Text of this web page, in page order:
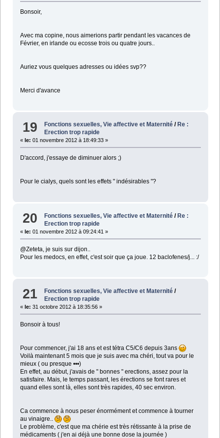
Bonsoir,
Avec ma copine, nous aimerions partir pendant les vacances de
Février, en irlande ou ecosse trois ou quatre jours..
Auriez vous quelques adresses ou idées svp??
Merci d'avance
19 Fonctions sexuelles, Vie affective et Maternité / Re :
Erection trop rapide
« le: 01 novembre 2012 à 18:49:33 »
D'accord, j'essaye de diminuer alors ;)
Pour le cialys, quels sont les effets " indésirables "?
20 Fonctions sexuelles, Vie affective et Maternité /Re :
Erection trop rapide
« le: 01 novembre 2012 à 09:24:41 »
@Zeteta, je suis sur dijon..
Pour les medocs, en effet, c'est soir que ça joue. 12 baclofenes/j... :/
21 Fonctions sexuelles, Vie affective et Maternité /
Erection trop rapide
« le: 31 octobre 2012 à 18:35:56 »
Bonsoir à tous!
Pour commencer, j'ai 18 ans et est tétra C5/C6 depuis 3ans
Voilà maintenant 5 mois que je suis avec ma chéri, tout va pour le
mieux ( ou presque •••)
En effet, au début, j'avais de " bonnes " erections, assez pour la
satisfaire. Mais, le temps passant, les érections se font rares et
quand elles sont là, elles sont très rapides, 40 sec environ.
Ca commence à nous peser énormément et commence à tourner
au vinaigre..
Le problème, c'est que ma chérie est très rétissante à la prise de
médicaments ( j'en ai déjà une bonne dose la journée )